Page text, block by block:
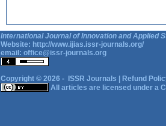
International Journal of Innovation and Applied
Website: http://www.ijias.issr-journals.org/
email: office@issr-journals.org
Copyright © 2026 - ISSR Journals
Refund
All articles are licensed under a